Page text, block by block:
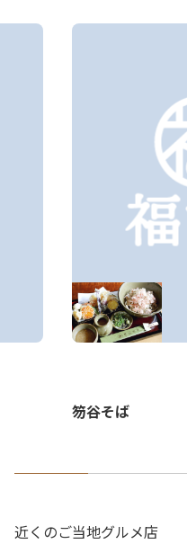
笏谷そば
近くのご当地グルメ店